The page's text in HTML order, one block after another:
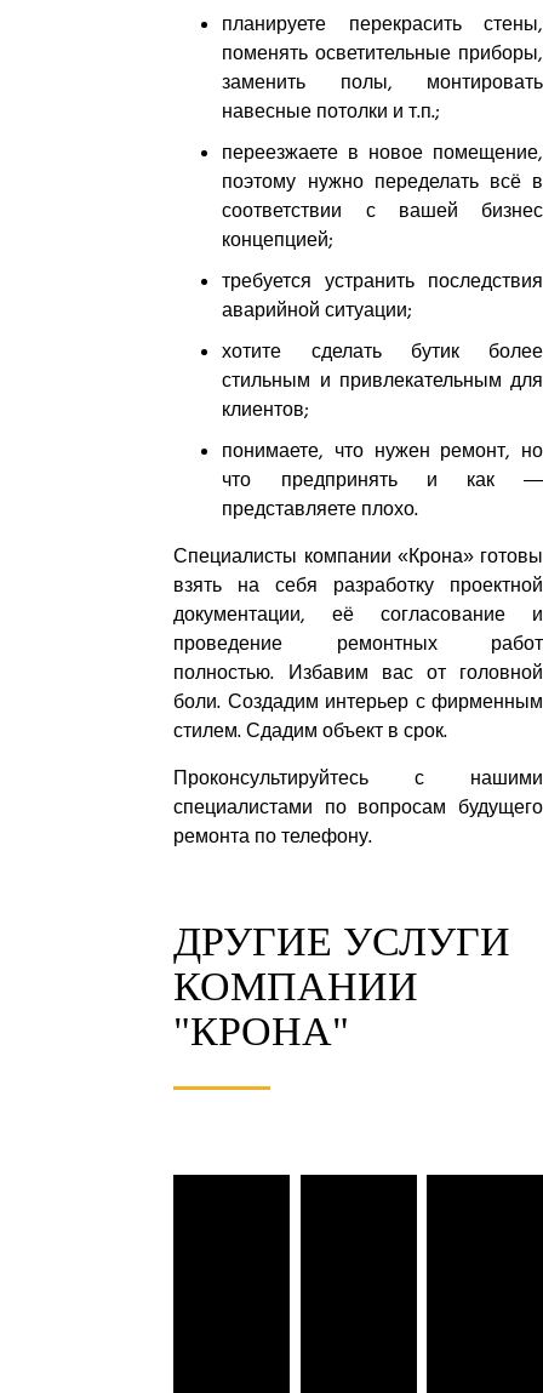
планируете перекрасить стены,
поменять осветительные приборы,
заменить полы, монтировать
навесные потолки и т.п.;
переезжаете в новое помещение,
поэтому нужно переделать всё в
соответствии с вашей бизнес
концепцией;
требуется устранить последствия
аварийной ситуации;
хотите сделать бутик более
стильным и привлекательным для
клиентов;
понимаете, что нужен ремонт, но
что предпринять и как —
представляете плохо.
Специалисты компании «Крона» готовы
взять на себя разработку проектной
документации, её согласование и
проведение ремонтных работ
полностью. Избавим вас от головной
боли. Создадим интерьер с фирменным
стилем. Сдадим объект в срок.
Проконсультируйтесь с нашими
специалистами по вопросам будущего
ремонта по телефону.
ДРУГИЕ УСЛУГИ
КОМПАНИИ
"КРОНА"